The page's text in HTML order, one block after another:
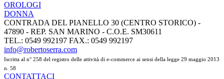
OROLOGI
DONNA
CONTRADA DEL PIANELLO 30 (CENTRO STORICO) -
47890 - REP. SAN MARINO - C.O.E. SM30611
TEL.: 0549 992197 FAX.: 0549 992197
info@robertoserra.com
Iscritta al n° 258 del registro delle attività di e-commerce ai sensi della legge 29 maggio 2013
n. 58
CONTATTACI